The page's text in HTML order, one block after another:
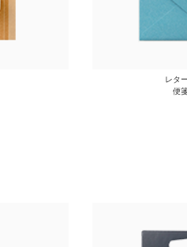
レタ
便